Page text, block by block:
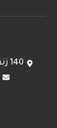
140 زنقة القاضي البريبري حي العكاري، الرباط